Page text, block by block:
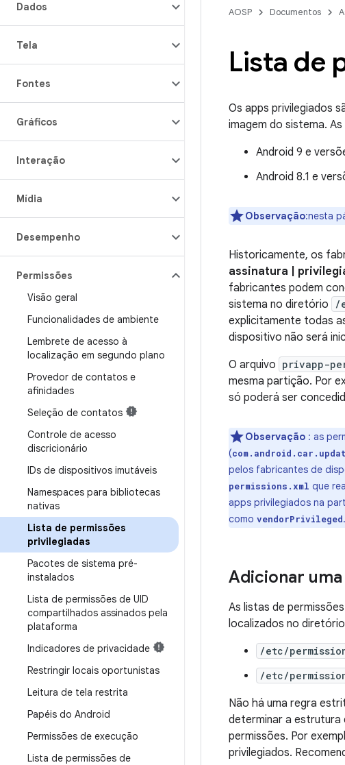
Dados
Tela
Fontes
Gráficos
Interação
Mídia
Desempenho
Permissões
Visão geral
Funcionalidades de ambiente
Lembrete de acesso à
localização em segundo plano
Provedor de contatos e
afinidades
Seleção de contatos
Controle de acesso
discricionário
IDs de dispositivos imutáveis
Namespaces para bibliotecas
nativas
Lista de permissões
privilegiadas
Pacotes de sistema pré-
instalados
Lista de permissões de UID
compartilhados assinados pela
plataforma
Indicadores de privacidade
Restringir locais oportunistas
Leitura de tela restrita
Papéis do Android
Permissões de execução
Lista de permissões de
AOSP Documentos
Lista de
Os apps privilegiados
imagem do sistema.
Android 9 e
Android 8.1 e
Observação:nesta
Historicamente, os
assinatura |
fabricantes podem
sistema no diretório
/
explicitamente todas
dispositivo não será
O arquivo privapp-
mesma partição. Por
só poderá ser
Observação : as
(
pelos fabricantes de
permissions.xml que
apps privilegiados na
como vendorPrivileged.
Adicionar
As listas de
localizados no diretório
/etc/
/etc/
Não há uma regra
determinar a estrutura
permissões. Por
privilegiados.